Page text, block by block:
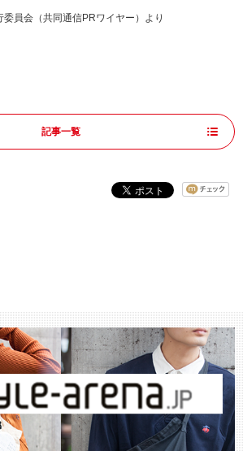
員会（共同通信PRワイヤー）より
記事一覧